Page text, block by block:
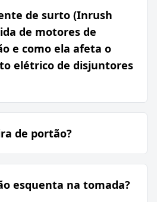
de surto (Inrush
de motores de
e como ela afeta o
elétrico de disjuntores
de portão?
esquenta na tomada?